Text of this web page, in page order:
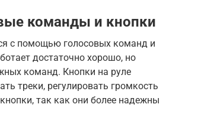
команды и кнопки
с помощью голосовых команд и
достаточно хорошо, но
команд. Кнопки на руле
треки, регулировать громкость
так как они более надежны